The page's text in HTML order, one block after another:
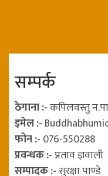
सम्पर्क
ठेगाना :-कपिलवस्तु
इमेल :-
फोन :- 076-550288
प्रवन्धक :-प्रताव ज्ञवाली
सम्पादक :-सुरक्षा पाण्डे